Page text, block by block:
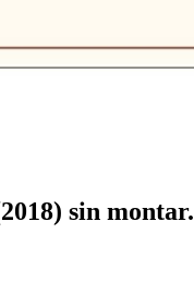
sin montar.